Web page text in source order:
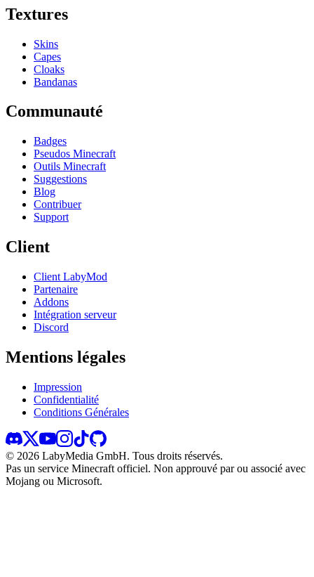
Textures
Skins
Capes
Cloaks
Bandanas
Communauté
Badges
Pseudos Minecraft
Outils Minecraft
Suggestions
Blog
Contribuer
Support
Client
Client LabyMod
Partenaire
Addons
Intégration serveur
Discord
Mentions légales
Impression
Confidentialité
Conditions Générales
© 2026 LabyMedia GmbH. Tous droits réservés.
Pas un service Minecraft officiel. Non approuvé par ou associé avec
Mojang ou Microsoft.